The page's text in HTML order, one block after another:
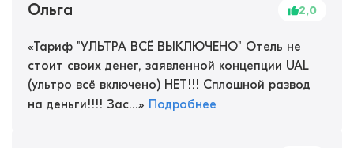
Ольга 2,0
«Тариф "УЛЬТРА ВСЁ ВЫКЛЮЧЕНО" Отель не
стоит своих денег, заявленной концепции UAL
(ультро всё включено) НЕТ!!! Сплошной развод
на деньги!!!! Зас...» Подробнее